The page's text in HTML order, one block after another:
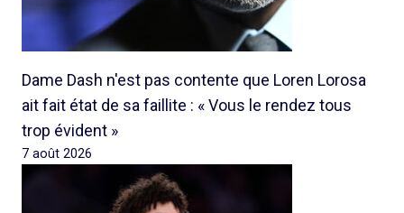
Dame Dash n'est pas contente que Loren Lorosa
ait fait état de sa faillite : « Vous le rendez tous
trop évident »
7 août 2026